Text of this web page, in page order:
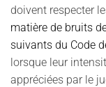
doivent respecter
matière de bruits
suivants du Code
lorsque leur
appréciées par le